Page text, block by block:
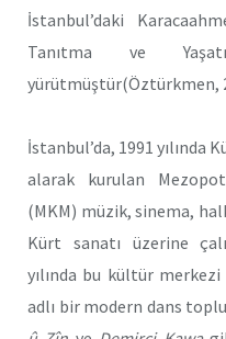
İstanbul’daki
Tanıtma ve
yürütmüştür(Öztürkmen,
İstanbul’da, 1991
alarak kurulan
(MKM) müzik, sinema,
Kürt sanatı üzerine
yılında bu kültür merkezi
adlı bir modern dans